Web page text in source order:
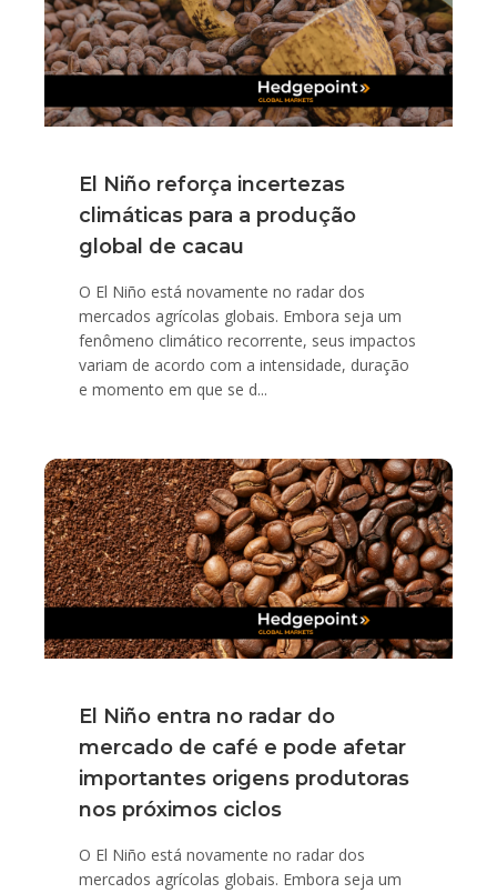
El Niño reforça incertezas
climáticas para a produção
global de cacau
O El Niño está novamente no radar dos
mercados agrícolas globais. Embora seja um
fenômeno climático recorrente, seus impactos
variam de acordo com a intensidade, duração
e momento em que se d...
El Niño entra no radar do
mercado de café e pode afetar
importantes origens produtoras
nos próximos ciclos
O El Niño está novamente no radar dos
mercados agrícolas globais. Embora seja um